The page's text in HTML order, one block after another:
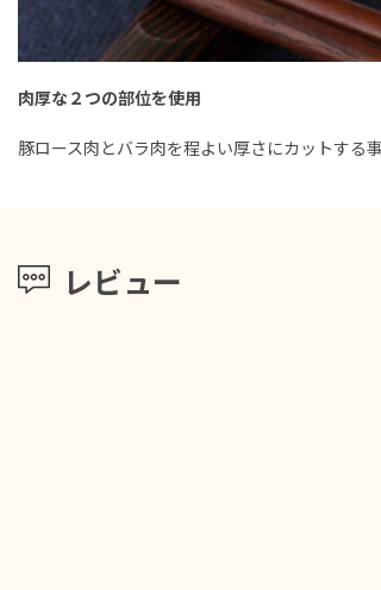
肉厚な２つの部位を使用
豚ロース肉とバラ肉を程よい厚さにカットする
レビュー